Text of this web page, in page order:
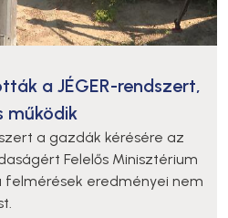
a JÉGER-rendszert,
működik
a gazdák kérésére az
Felelős Minisztérium
felmérések eredményei nem